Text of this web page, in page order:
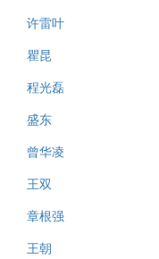
许雷叶
瞿昆
程光磊
盛东
曾华凌
王双
章根强
王朝